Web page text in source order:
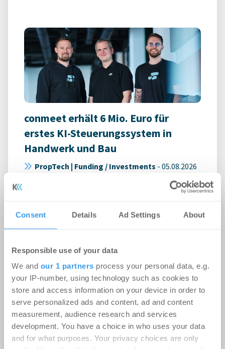
Consent Details Ad Settings About
Responsible use of your data
We and our 1 partners process your personal data, e.g.
your IP-number, using technology such as cookies to
store and access information on your device in order to
serve personalized ads and content, ad and content
measurement, audience research and services
development. You have a choice in who uses your data
and for what purposes. Your privacy choices are only
conmeet erhält 6 Mio. Euro für
erstes KI-Steuerungssystem in
Handwerk und Bau
PropTech | Funding / Investments - 05.08.2026
auf einer Datenbasis – nur wenige Monate nach ...